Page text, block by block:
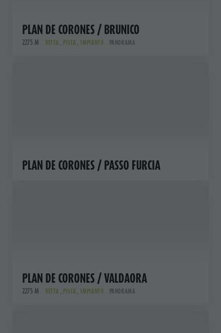
PLAN DE CORONES / BRUNICO
2275 M VETTA , PISTA , IMPIANTO PANORAMA
PLAN DE CORONES / PASSO FURCIA
PLAN DE CORONES / VALDAORA
2275 M VETTA , PISTA , IMPIANTO PANORAMA